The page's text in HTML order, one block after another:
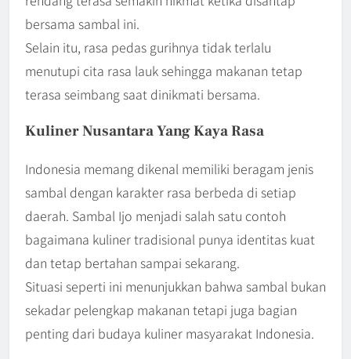
bersama sambal ini.
Selain itu, rasa pedas gurihnya tidak terlalu
menutupi cita rasa lauk sehingga makanan tetap
terasa seimbang saat dinikmati bersama.
Kuliner Nusantara Yang Kaya Rasa
Indonesia memang dikenal memiliki beragam jenis
sambal dengan karakter rasa berbeda di setiap
daerah. Sambal Ijo menjadi salah satu contoh
bagaimana kuliner tradisional punya identitas kuat
dan tetap bertahan sampai sekarang.
Situasi seperti ini menunjukkan bahwa sambal bukan
sekadar pelengkap makanan tetapi juga bagian
penting dari budaya kuliner masyarakat Indonesia.